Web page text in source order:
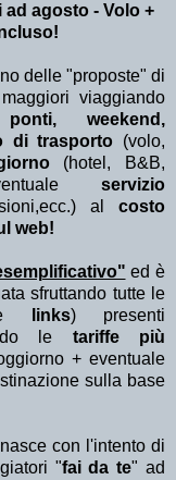
ad agosto - Volo +
delle "proposte" di
viaggiando
weekend,
di trasporto (volo,
(hotel, B&B,
servizio
al costo
web!
ed è
sfruttando tutte le
links) presenti
le tariffe più
+ eventuale
sulla base
nasce con l'intento di
"fai da te" ad